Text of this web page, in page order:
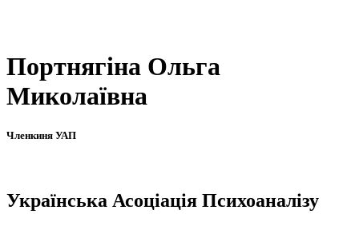
Портнягіна Ольга
Миколаївна
Членкиня УАП
Українська Асоціація Психоаналізу